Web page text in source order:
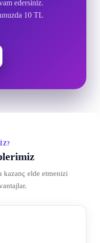
edersiniz.
10 TL
kazanç elde etmenizi